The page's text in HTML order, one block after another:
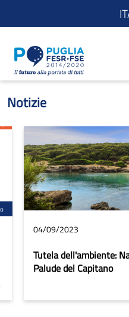
Notizie - POR
Notizie
04/09/2023
Tutela dell'ambiente:
Palude del Capitano